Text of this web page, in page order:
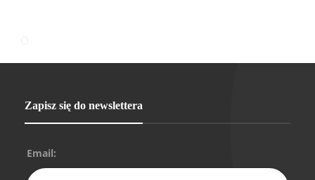
Zapisz się do newslettera
Email: